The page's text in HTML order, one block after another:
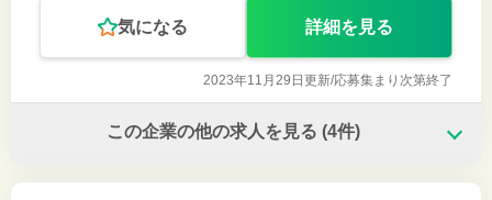
気になる 詳細を見る
2023年11月29日更新/応募集まり次第終了
この企業の他の求人を見る (4件)